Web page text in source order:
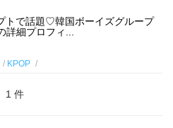
トで話題♡韓国ボーイズグループ
詳細プロフィ...
KPOP
1 件